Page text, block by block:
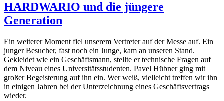
HARDWARIO und die jüngere
Generation
Ein weiterer Moment fiel unserem Vertreter auf der Messe auf. Ein
junger Besucher, fast noch ein Junge, kam an unseren Stand.
Gekleidet wie ein Geschäftsmann, stellte er technische Fragen auf
dem Niveau eines Universitätsstudenten. Pavel Hübner ging mit
großer Begeisterung auf ihn ein. Wer weiß, vielleicht treffen wir ihn
in einigen Jahren bei der Unterzeichnung eines Geschäftsvertrags
wieder.